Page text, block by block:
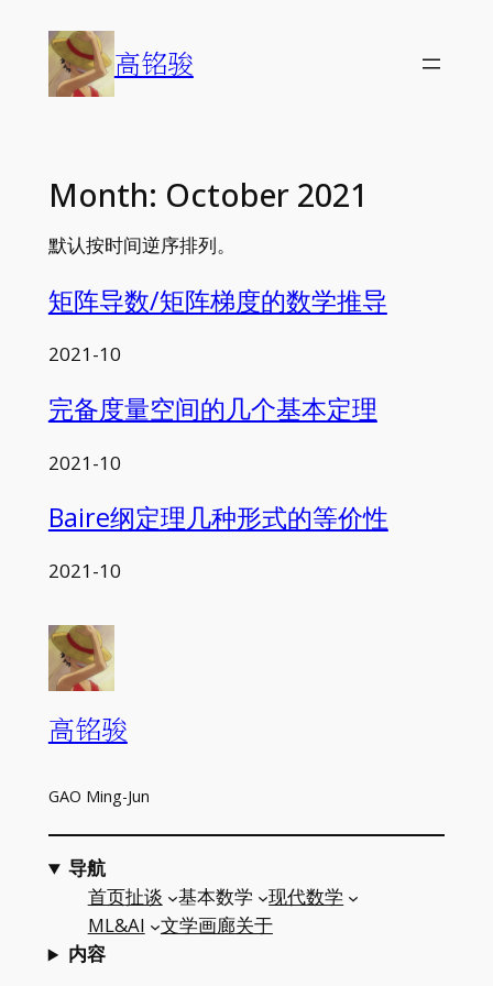
content
高铭骏
Month: October 2021
默认按时间逆序排列。
矩阵导数/矩阵梯度的数学推导
2021-10
完备度量空间的几个基本定理
2021-10
Baire纲定理几种形式的等价性
2021-10
高铭骏
GAO Ming-Jun
导航
首页扯谈 基本数学
现代数学
ML&AI
文学画廊关于
内容